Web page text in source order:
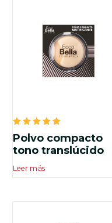
Valorado
en
5.00
de 5
Polvo compacto
tono translúcido
Leer más